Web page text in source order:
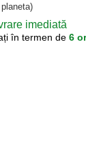
planeta)
imediată
în termen de 6